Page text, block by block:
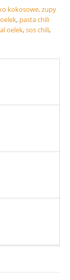
kokosowe, zupy
, pasta chili
oelek,sos chili,